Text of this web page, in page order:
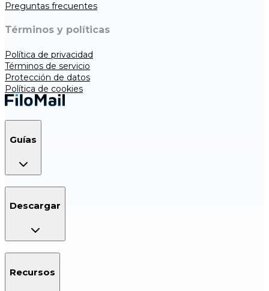
Preguntas frecuentes
Términos y políticas
Política de privacidad
Términos de servicio
Protección de datos
Política de cookies
Guías
Descargar
Recursos